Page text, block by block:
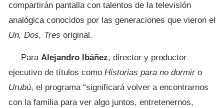
compartirán pantalla con talentos de la televisión
analógica conocidos por las generaciones que vieron el
Un, Dos, Tres original.
Para Alejandro Ibáñez, director y productor
ejecutivo de títulos como Historias para no dormiro
Urubú, el programa “significará volver a encontrarnos
con la familia para ver algo juntos, entretenernos,